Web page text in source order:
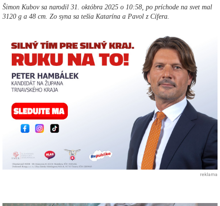
Šimon Kubov sa narodil 31. októbra 2025 o 10:58, po príchode na svet mal
3120 g a 48 cm. Zo syna sa tešia Katarína a Pavol z Cífera.
reklama